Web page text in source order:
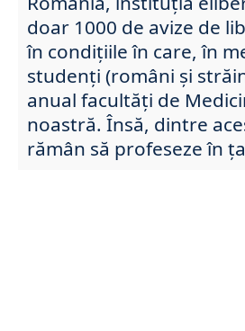
doar 1000 de avize de
în condițiile în care, în
studenți (români și
anual facultăți de
noastră. Însă, dintre
rămân să profeseze în